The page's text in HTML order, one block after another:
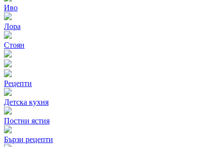
Иво
Лора
Стоян
Рецепти
Детска кухня
Постни ястия
Бързи рецепти